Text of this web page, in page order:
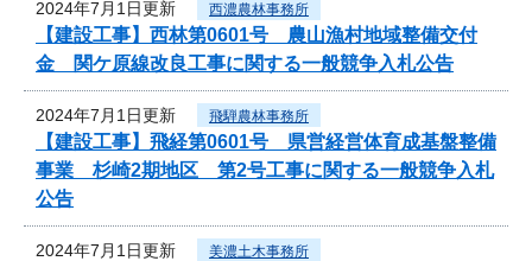
2024年7月1日更新 西濃農林事務所
【建設工事】西林第0601号 農山漁村地域整備交付
金 関ケ原線改良工事に関する一般競争入札公告
2024年7月1日更新 飛騨農林事務所
【建設工事】飛経第0601号 県営経営体育成基盤整備
事業 杉崎2期地区 第2号工事に関する一般競争入札
公告
2024年7月1日更新 美濃土木事務所